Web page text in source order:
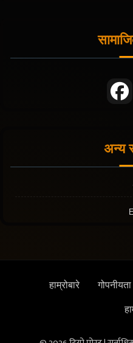
अन्य
हाम्रोबारे गोपनीयता